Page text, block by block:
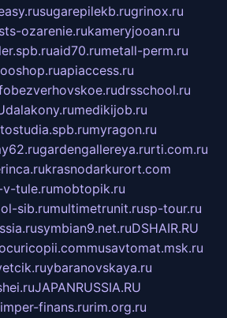
sugarepilekb.rugrinox.ru
ozarenie.rukameryjooan.ru
aid70.rumetall-perm.ru
apiaccess.ru
bezverhovskoe.rudrsschool.ru
dalakony.rumedikijob.ru
myragon.ru
gardengallereya.rurti.com.ru
krasnodarkurort.com
tule.rumobtopik.ru
sib.rumultimetrunit.rusp-tour.ru
symbian9.net.ruDSHAIR.RU
musavtomat.msk.ru
ybaranovskaya.ru
JAPANRUSSIA.RU
imper-finans.rurim.org.ru